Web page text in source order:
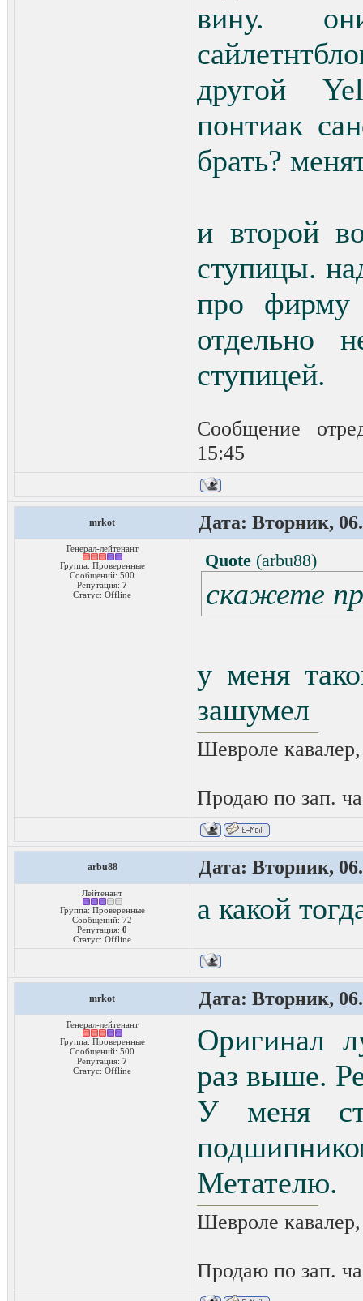
вину.
другой
понтиак
брать?
и второй
ступицы.
про фирму
отдельно
ступицей.
Сообщение
15:45
mrkot Дата: Вторник,
Генерал-лейтенант
Группа: Проверенные
Сообщений: 500
Репутация: 7
Статус: Offline
Quote (arbu88)
скажете
у меня
зашумел
Шевроле
Продаю по зап.
arbu88 Дата: Вторник,
Лейтенант
Группа: Проверенные
Сообщений: 72
Репутация: 0
Статус: Offline
а какой
mrkot Дата: Вторник,
Генерал-лейтенант
Группа: Проверенные
Сообщений: 500
Репутация: 7
Статус: Offline
Оригинал
раз выше.
У меня
Метателю.
Шевроле
Продаю по зап.